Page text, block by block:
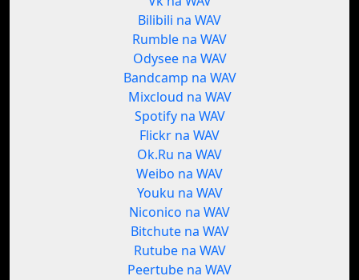
Bilibili na WAV
Rumble na WAV
Odysee na WAV
Bandcamp na WAV
Mixcloud na WAV
Spotify na WAV
Flickr na WAV
Ok.Ru na WAV
Weibo na WAV
Youku na WAV
Niconico na WAV
Bitchute na WAV
Rutube na WAV
Peertube na WAV